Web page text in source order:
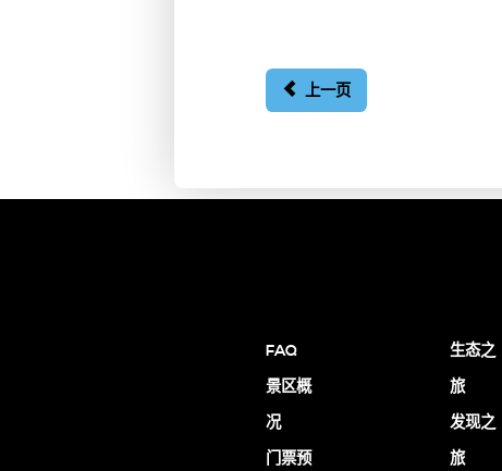
上一页
FAQ
景区概
况
门票预
生态之
旅
发现之
旅